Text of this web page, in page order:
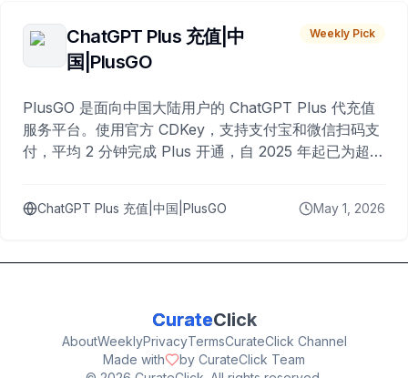
ChatGPT Plus 充值|中
国|PlusGO
Weekly Pick
PlusGO 是面向中国大陆用户的 ChatGPT Plus 代充值
服务平台。使用官方 CDKey，支持支付宝和微信扫码支
付，平均 2 分钟完成 Plus 开通，自 2025 年起已为超过
ChatGPT Plus 充值|中国|PlusGO May 1, 2026
CurateClick
AboutWeeklyPrivacyTermsCurateClick Channel
Made with
by CurateClick Team